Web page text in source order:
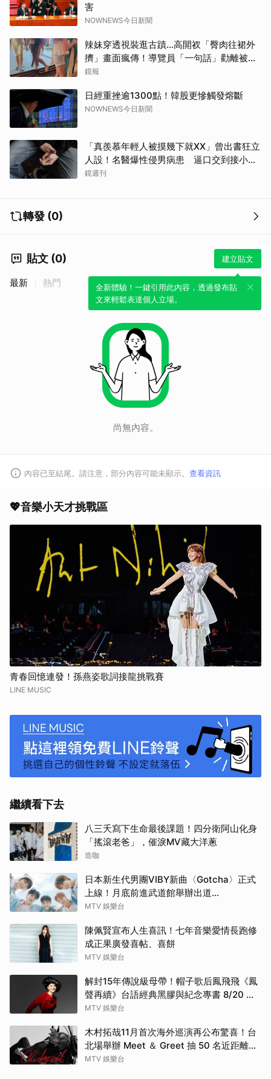
害
NOWNEWS今日新聞
辣妹穿透視裝逛古蹟…高開衩「臀肉往裙外
擠」畫面瘋傳！導覽員「一句話」勸離被狂
讚
鏡報
日經重挫逾1300點！韓股更慘觸發熔斷
NOWNEWS今日新聞
「真羨慕年輕人被摸幾下就XX」曾出書狂立
人設！名醫爆性侵男病患 逼口交到接小孩
鬧鐘響才停
鏡週刊
轉發 (0)
貼文 (0) 建立貼文
全新體驗！一鍵引用此內容，透過發布貼
文來輕鬆表達個人立場。
最新 熱門
尚無內容。
內容已至結尾。請注意，部分內容可能未顯示。 查看資訊
💖音樂小天才挑戰區
青春回憶連發！孫燕姿歌詞接龍挑戰賽
LINE MUSIC
繼續看下去
八三夭寫下生命最後課題！四分衛阿山化身
「搖滾老爸」，催淚MV藏大洋蔥
造咖
日本新生代男團VIBY新曲〈Gotcha〉正式
上線！月底前進武道館舉辦出道
SHOWCASE
MTV 娛樂台
陳佩賢宣布人生喜訊！七年音樂愛情長跑修
成正果廣發喜帖、喜餅
MTV 娛樂台
解封15年傳說級母帶！帽子歌后鳳飛飛《鳳
聲再續》台語經典黑膠與紀念專書 8/20 珍
藏預購
MTV 娛樂台
木村拓哉11月首次海外巡演再公布驚喜！台
北場舉辦 Meet ＆ Greet 抽 50 名近距離互
動
MTV 娛樂台
取消